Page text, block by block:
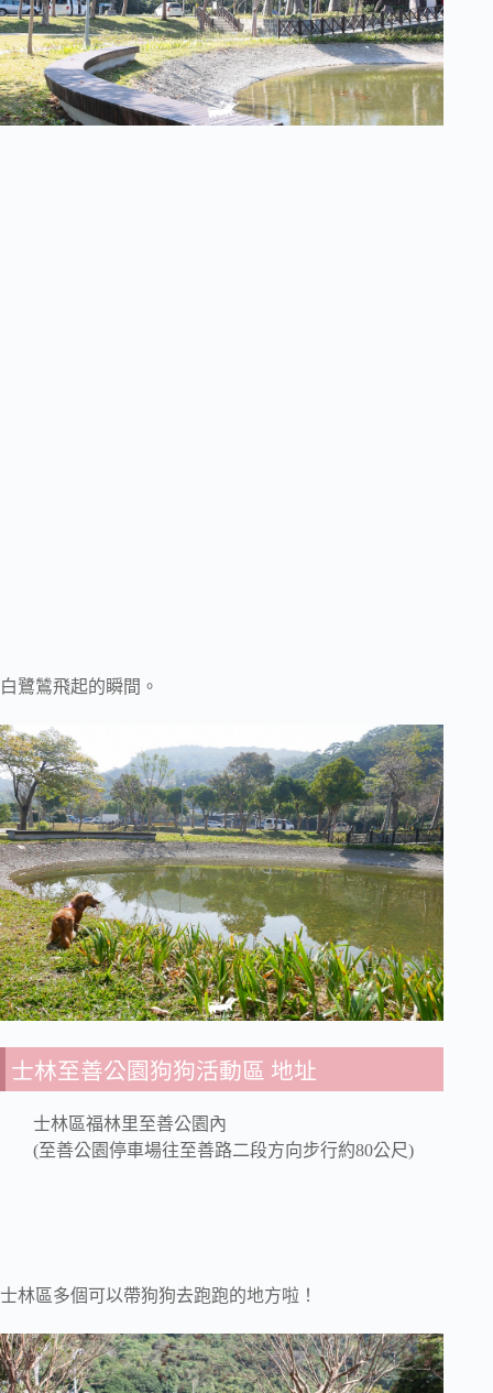
白鷺鷥飛起的瞬間。
士林至善公園狗狗活動區 地址
士林區福林里至善公園內
(至善公園停車場往至善路二段方向步行約80公尺)
士林區多個可以帶狗狗去跑跑的地方啦！